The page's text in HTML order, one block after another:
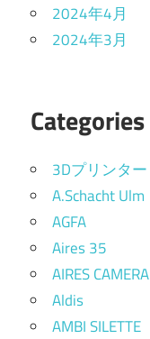
2024年4月
2024年3月
Categories
3Dプリンター
A.Schacht Ulm
AGFA
Aires 35
AIRES CAMERA
Aldis
AMBI SILETTE